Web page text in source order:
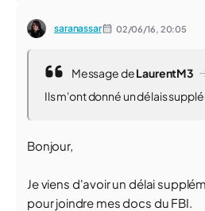
saranassar 02/06/16, 20:05
Message deLaurentM3
Ils m'ont donné un délais
Bonjour,
Je viens d'avoir un délai
pour joindre mes docs du FBI.